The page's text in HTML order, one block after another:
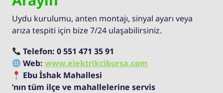
Uydu kurulumu, anten montajı, sinyal ayarı veya
arıza tespiti için bize 7/24 ulaşabilirsiniz.
Telefon: 0 551 471 35 91
Web: www.elektrikcibursa.com
Ebu İshak Mahallesi
’nın tüm ilçe ve mahallelerine servis